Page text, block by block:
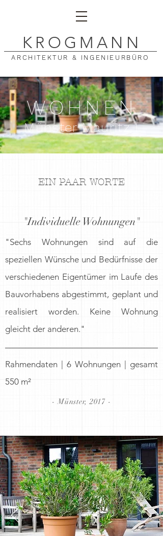
K ROGMAN N
ARCHITEKTUR & INGENIEURBÜRO
WOHNEN
Münster Mauritz I
EIN PAAR WORTE
"Individuelle Wohnungen"
"Sechs Wohnungen sind auf die
speziellen Wünsche und Bedürfnisse der
verschiedenen Eigentümer im Laufe des
Bauvorhabens abgestimmt, geplant und
realisiert worden. Keine Wohnung
gleicht der anderen."
- Münster, 2017 -
Rahmendaten | 6 Wohnungen | gesamt
550 m²